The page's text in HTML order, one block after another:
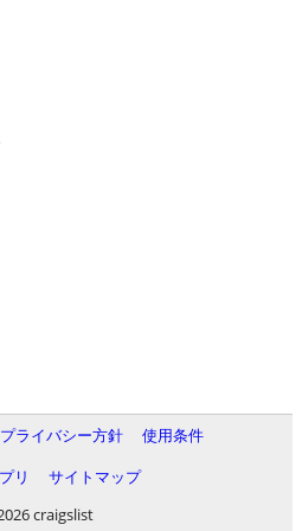
プライバシー方針
使用条件
リ
サイトマップ
craigslist